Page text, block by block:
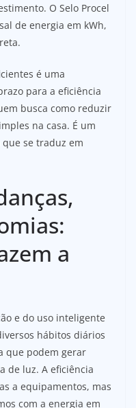
O Selo Procel
de energia em kWh,
é uma
para a eficiência
busca como reduzir
na casa. É um
se traduz em
a
e do uso inteligente
hábitos diários
que podem gerar
de luz. A eficiência
a equipamentos, mas
com a energia em